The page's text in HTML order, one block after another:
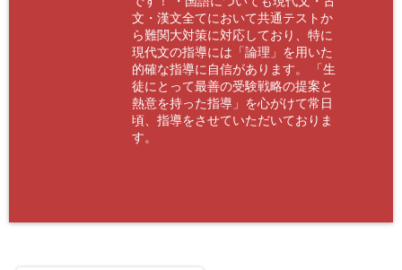
文・漢文全てにおいて共通テストか
ら難関大対策に対応しており、特に
現代文の指導には「論理」を用いた
的確な指導に自信があります。 「生
徒にとって最善の受験戦略の提案と
熱意を持った指導」を心がけて常日
頃、指導をさせていただいておりま
す。